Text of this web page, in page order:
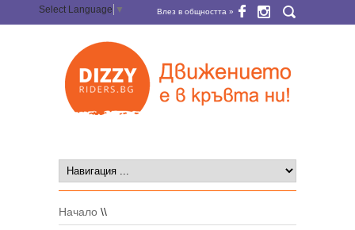
Select Language ▼ Влез в общността »
Начало \\